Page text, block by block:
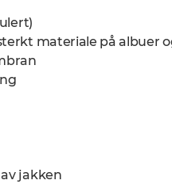
materiale på albuer
jakken